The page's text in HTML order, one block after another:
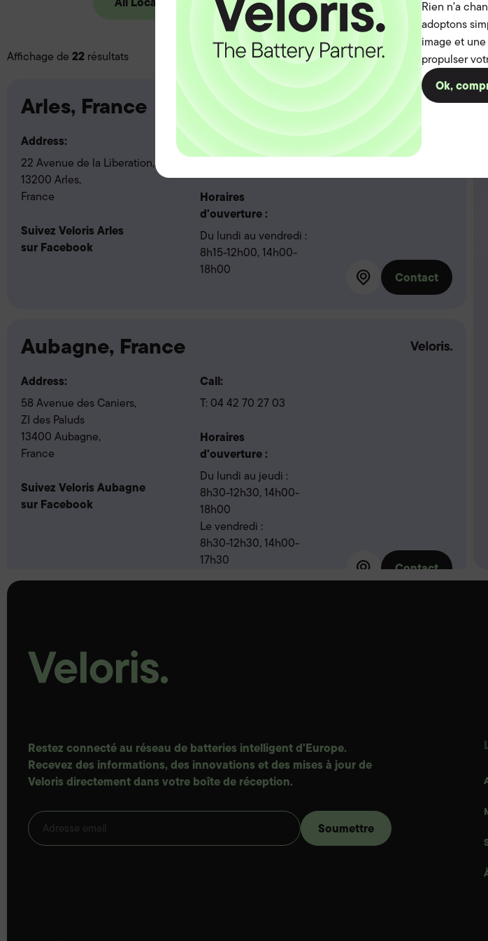
Rien n'a
adoptons
image et
propulser
Ok,
Affichage de 22 résultats
Arles, France
Address:
22 Avenue de la Liberation,
13200 Arles,
France
Suivez Veloris Arles
sur Facebook
Call:
Horaires
d'ouverture :
Du lundi au vendredi :
8h15-12h00, 14h00-
18h00
Contact
Aubagne, France
Address:
58 Avenue des Caniers,
ZI des Paluds
13400 Aubagne,
France
Suivez Veloris Aubagne
sur Facebook
Call:
T: 04 42 70 27 03
Horaires
d'ouverture :
Du lundi au jeudi :
8h30-12h30, 14h00-
18h00
Le vendredi :
8h30-12h30, 14h00-
17h30
Contact
Address:
France
Suivez Veloris Narbonne
d'ouverture :
Du lundi au jeudi :
8h00-12h00, 14h00-
Le vendredi :
8h00-12h00, 14h00-
17h00
Restez connecté au réseau de batteries intelligent d'Europe.
Recevez des informations, des innovations et des mises à jour de
Veloris directement dans votre boîte de réception.